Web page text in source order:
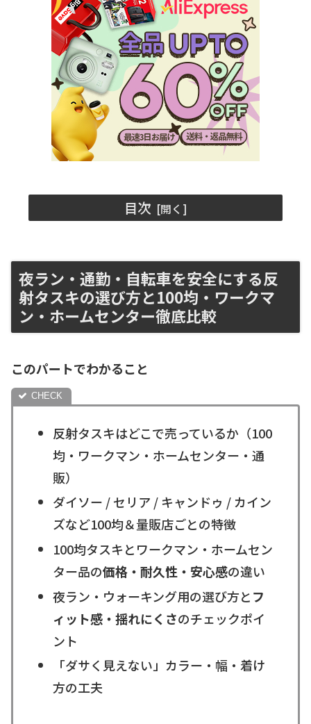
目次
夜ラン・通勤・自転車を安全にする反
射タスキの選び方と100均・ワークマ
ン・ホームセンター徹底比較
このパートでわかること
反射タスキはどこで売っているか（100
均・ワークマン・ホームセンター・通
販）
ダイソー / セリア / キャンドゥ / カイン
ズなど100均＆量販店ごとの特徴
100均タスキとワークマン・ホームセン
ター品の価格・耐久性・安心感の違い
夜ラン・ウォーキング用の選び方とフ
ィット感・揺れにくさのチェックポイ
ント
「ダサく見えない」カラー・幅・着け
方の工夫